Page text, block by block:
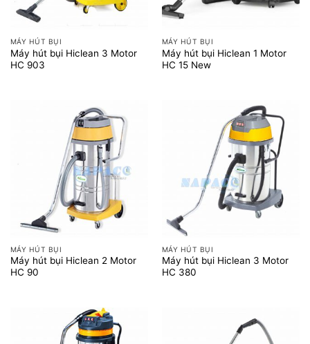
MÁY HÚT BỤI
Máy hút bụi Hiclean 3 Motor
HC 903
MÁY HÚT BỤI
Máy hút bụi Hiclean 1 Motor
HC 15 New
MÁY HÚT BỤI
Máy hút bụi Hiclean 2 Motor
HC 90
MÁY HÚT BỤI
Máy hút bụi Hiclean 3 Motor
HC 380